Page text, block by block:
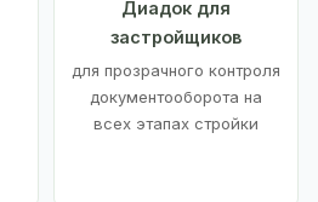
Диадок для
застройщиков
для прозрачного контроля
документооборота на
всех этапах стройки